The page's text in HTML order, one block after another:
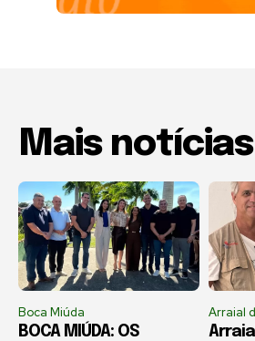
Mais notícias
Boca Miúda
BOCA MIÚDA: OS
Arraial